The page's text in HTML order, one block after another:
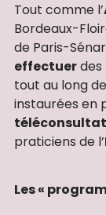
Tout comme l’
Bordeaux-
de Paris-
effectuerdes
tout au long
instaurées en
praticiens de l’
Les «